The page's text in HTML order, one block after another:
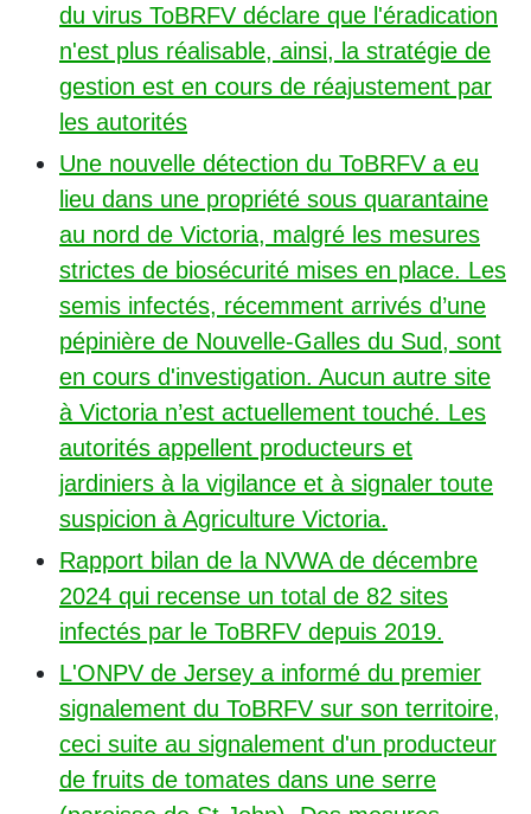
du virus ToBRFV déclare que l'éradication
n'est plus réalisable, ainsi, la stratégie de
gestion est en cours de réajustement par
les autorités
Une nouvelle détection du ToBRFV a eu
lieu dans une propriété sous quarantaine
au nord de Victoria, malgré les mesures
strictes de biosécurité mises en place. Les
semis infectés, récemment arrivés d’une
pépinière de Nouvelle-Galles du Sud, sont
en cours d'investigation. Aucun autre site
à Victoria n’est actuellement touché. Les
autorités appellent producteurs et
jardiniers à la vigilance et à signaler toute
suspicion à Agriculture Victoria.
Rapport bilan de la NVWA de décembre
2024 qui recense un total de 82 sites
infectés par le ToBRFV depuis 2019.
L'ONPV de Jersey a informé du premier
signalement du ToBRFV sur son territoire,
ceci suite au signalement d'un producteur
de fruits de tomates dans une serre